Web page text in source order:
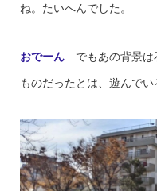
ね。たいへんでした。
おでーんでもあの背景は
ものだったとは、遊んでい